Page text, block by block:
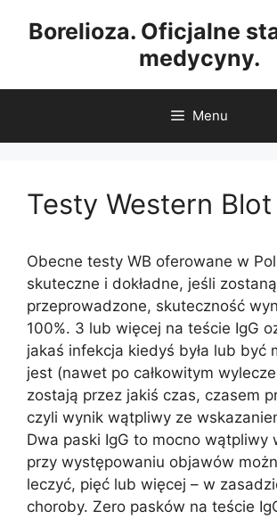
Borelioza. Oficjalne
medycyny.
Menu
Testy Western Blot
Obecne testy WB oferowane w
skuteczne i dokładne, jeśli
przeprowadzone, skuteczność
100%. 3 lub więcej na teście IgG
jakaś infekcja kiedyś była lub być
jest (nawet po całkowitym
zostają przez jakiś czas, czasem
czyli wynik wątpliwy ze
Dwa paski IgG to mocno wątpliwy
przy występowaniu objawów
leczyć, pięć lub więcej – w
choroby. Zero pasków na teście